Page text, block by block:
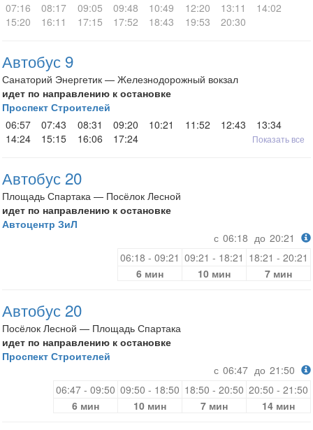
07:16
08:17 09:05 09:48 10:49 12:20 13:11
14:02
15:20
16:11 17:15 17:52 18:43 19:53 20:30
Автобус 9
Санаторий Энергетик — Железнодорожный вокзал
идет по направлению к остановке
Проспект Строителей
06:57
07:43 08:31 09:20 10:21 11:52 12:43
13:34
14:24
15:15 16:06 17:24 Показать все
Автобус 20
Площадь Спартака — Посёлок Лесной
идет по направлению к остановке
Автоцентр ЗиЛ
с 06:18 до 20:21
06:18 - 09:21 09:21 - 18:21 18:21 - 20:21
6 мин
10 мин 7 мин
Автобус 20
Посёлок Лесной — Площадь Спартака
идет по направлению к остановке
Проспект Строителей
с 06:47 до 21:50
06:47 - 09:50 09:50 - 18:50 18:50 - 20:50 20:50 - 21:50
6 мин
10 мин 7 мин 14 мин